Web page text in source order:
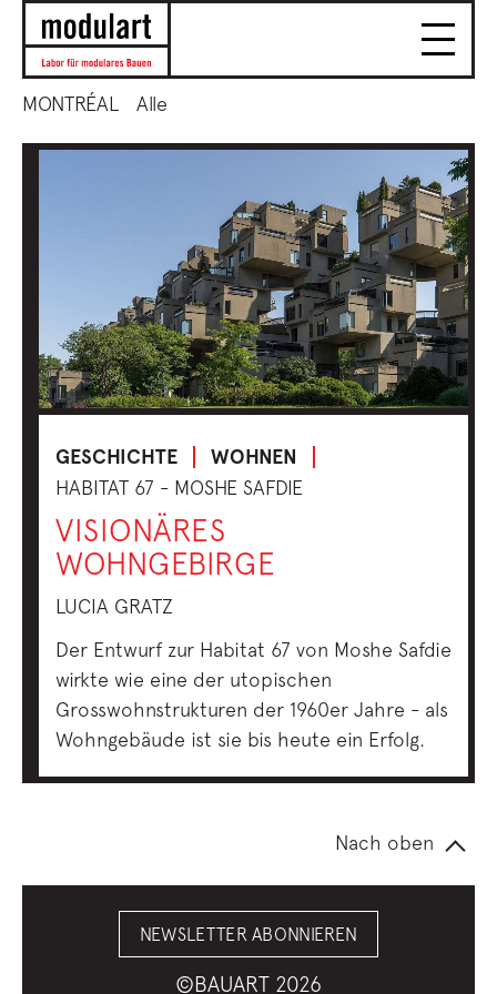
MONTRÉAL Alle
GESCHICHTE WOHNEN
HABITAT 67 - MOSHE SAFDIE
VISIONÄRES
WOHNGEBIRGE
LUCIA GRATZ
Der Entwurf zur Habitat 67 von Moshe Safdie
wirkte wie eine der utopischen
Grosswohnstrukturen der 1960er Jahre - als
Wohngebäude ist sie bis heute ein Erfolg.
Nach oben
NEWSLETTER ABONNIEREN
©BAUART 2026